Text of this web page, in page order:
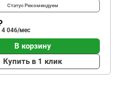
СтатусРекомендуем
4 046/мес
В корзину
Купить в 1 клик